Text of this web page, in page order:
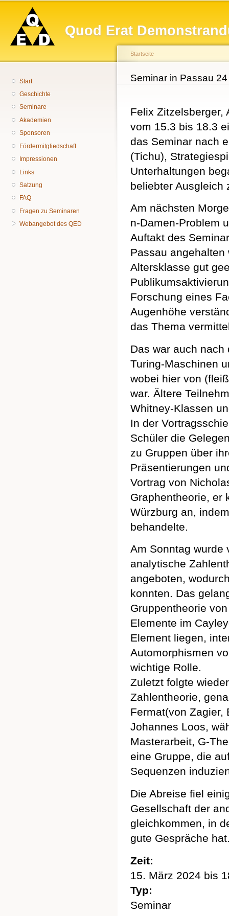
Quod Erat
Hauptmenü
Start
Geschichte
Seminare
Akademien
Sponsoren
Fördermitgliedschaft
Impressionen
Links
Satzung
FAQ
Fragen zu Seminaren
Webangebot des QED
Sie sind hier
Startseite
Seminar in Passau 24
Felix Zitzelsberger,
vom 15.3 bis 18.3
das Seminar nach
(Tichu),
Unterhaltungen
beliebter Ausgleich
Am nächsten
n-Damen-Problem
Auftakt des
Passau angehalten
Altersklasse gut
Forschung eines
Augenhöhe
das Thema
Das war auch
Turing-Maschinen
wobei hier von
war. Ältere
Whitney-Klassen
In der
Schüler die
zu Gruppen über
Präsentierungen
Vortrag von
Graphentheorie, er
Würzburg an,
behandelte.
Am Sonntag wurde
analytische
angeboten,
konnten. Das
Gruppentheorie
Elemente im
Element liegen,
Automorphismen
wichtige Rolle.
Zuletzt folgte
Zahlentheorie,
Fermat(von Zagier,
Johannes Loos,
Masterarbeit, G-
eine Gruppe, die
Sequenzen
Die Abreise fiel
Gesellschaft der
gleichkommen, in
gute Gespräche
Zeit:
15. März 2024 bis
Typ:
Seminar